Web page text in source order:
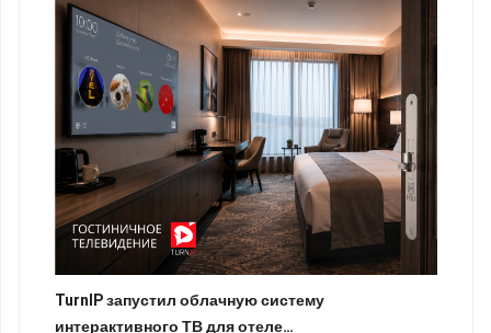
TurnIP запустил облачную систему
интерактивного ТВ для отеле…